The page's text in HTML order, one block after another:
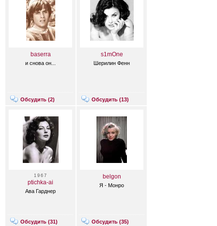
baserra
и снова он...
Обсудить (2)
s1mOne
Шерилин Фенн
Обсудить (13)
1967
ptichka-ai
Ава Гарднер
Обсудить (31)
belgon
Я - Монро
Обсудить (35)